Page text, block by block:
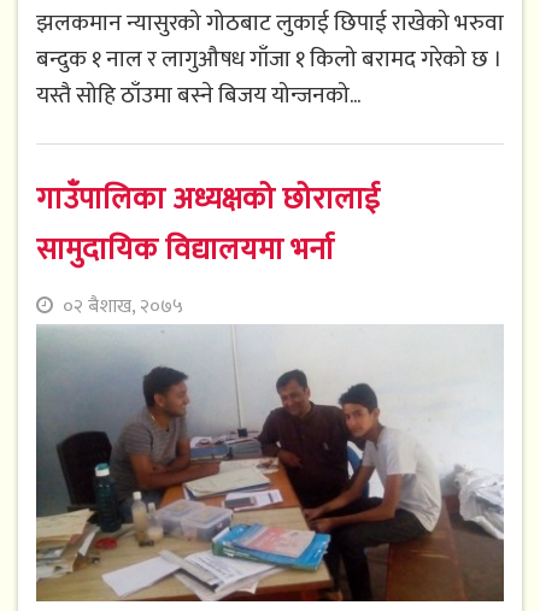
झलकमान न्यासुरको गोठबाट लुकाई छिपाई राखेको भरुवा
बन्दुक १ नाल र लागुऔषध गाँजा १ किलो बरामद गरेको छ ।
यस्तै सोहि ठाँउमा बस्ने बिजय योन्जनको...
गाउँपालिका अध्यक्षको छोरालाई
सामुदायिक विद्यालयमा भर्ना
०२ बैशाख, २०७५